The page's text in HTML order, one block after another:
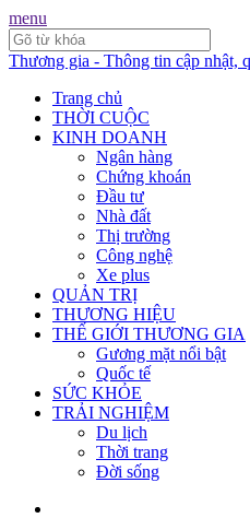
menu
Thương gia - Thông tin cập nhật,
Trang chủ
THỜI CUỘC
KINH DOANH
Ngân hàng
Chứng khoán
Đầu tư
Nhà đất
Thị trường
Công nghệ
Xe plus
QUẢN TRỊ
THƯƠNG HIỆU
THẾ GIỚI THƯƠNG GIA
Gương mặt nổi bật
Quốc tế
SỨC KHỎE
TRẢI NGHIỆM
Du lịch
Thời trang
Đời sống